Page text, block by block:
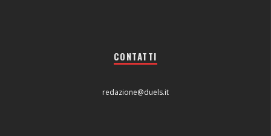
CONTATTI
redazione@duels.it